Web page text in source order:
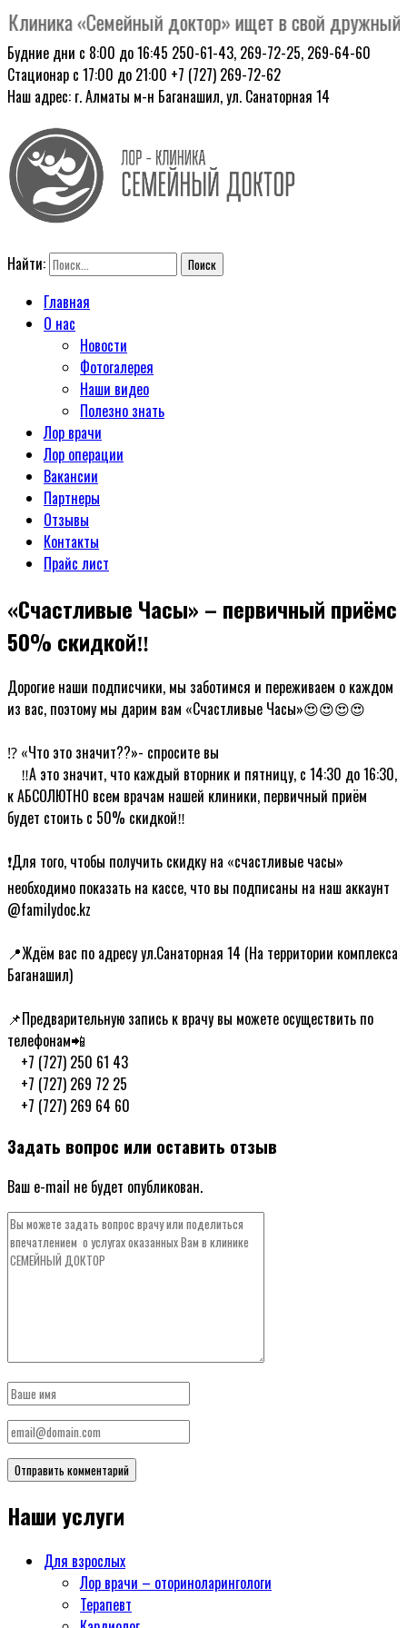
«Семейный доктор» ищет в свой дружный
Будние дни с 8:00 до 16:45 250-61-43, 269-72-25, 269-64-60
Стационар с 17:00 до 21:00 +7 (727) 269-72-62
Наш адрес: г. Алматы м-н Баганашил, ул. Санаторная 14
Найти:
Главная
О нас
Новости
Фотогалерея
Наши видео
Полезно знать
Лор врачи
Лор операции
Вакансии
Партнеры
Отзывы
Контакты
Прайс лист
«Счастливые Часы» – первичный приёмс
50% скидкой‼
Дорогие наши подписчики, мы заботимся и переживаем о каждом
из вас, поэтому мы дарим вам «Счастливые Часы»😍😍😍😍
⁉ «Что это значит??»- спросите вы
ᅠ‼А это значит, что каждый вторник и пятницу, с 14:30 до 16:30,
к АБСОЛЮТНО всем врачам нашей клиники, первичный приём
будет стоить с 50% скидкой‼
❗Для того, чтобы получить скидку на «счастливые часы»
необходимо показать на кассе, что вы подписаны на наш аккаунт
@familydoc.kz
📍Ждём вас по адресу ул.Санаторная 14 (На территории комплекса
Баганашил)
📌Предварительную запись к врачу вы можете осуществить по
телефонам📲
ᅠ+7 (727) 250 61 43
ᅠ+7 (727) 269 72 25
ᅠ+7 (727) 269 64 60
Задать вопрос или оставить отзыв
Ваш e-mail не будет опубликован.
Наши услуги
Для взрослых
Лор врачи – оториноларингологи
Терапевт